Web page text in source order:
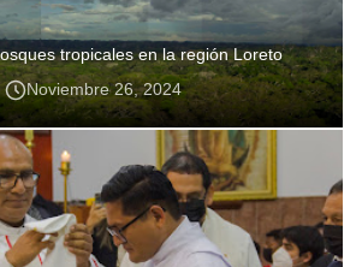
tropicales en la región Loreto
Noviembre 26, 2024